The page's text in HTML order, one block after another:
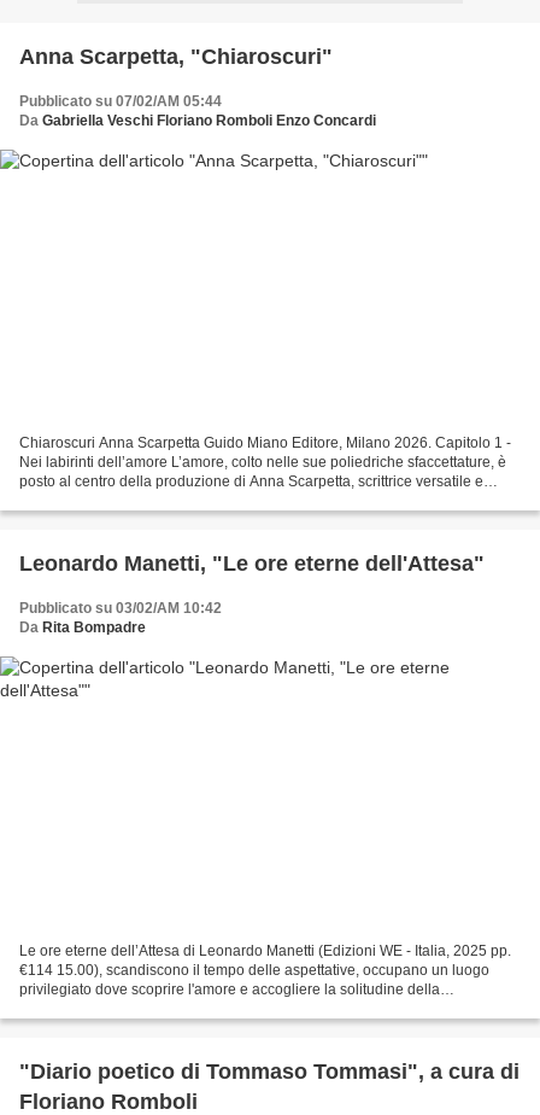
Anna Scarpetta, "Chiaroscuri"
Pubblicato su 07/02/AM 05:44
Da Gabriella Veschi Floriano Romboli Enzo Concardi
Chiaroscuri Anna Scarpetta Guido Miano Editore, Milano 2026. Capitolo 1 -
Nei labirinti dell’amore L’amore, colto nelle sue poliedriche sfaccettature, è
posto al centro della produzione di Anna Scarpetta, scrittrice versatile e
Leonardo Manetti, "Le ore eterne dell'Attesa"
Pubblicato su 03/02/AM 10:42
Da Rita Bompadre
Le ore eterne dell’Attesa di Leonardo Manetti (Edizioni WE - Italia, 2025 pp.
€114 15.00), scandiscono il tempo delle aspettative, occupano un luogo
privilegiato dove scoprire l'amore e accogliere la solitudine della
"Diario poetico di Tommaso Tommasi", a cura di
Floriano Romboli